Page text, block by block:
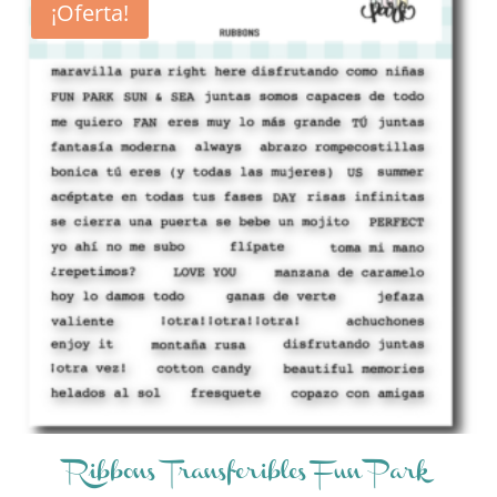
¡Oferta!
Ribbons Transferibles Fun Park